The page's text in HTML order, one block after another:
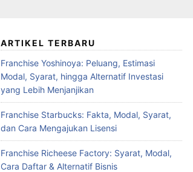
ARTIKEL TERBARU
Franchise Yoshinoya: Peluang, Estimasi
Modal, Syarat, hingga Alternatif Investasi
yang Lebih Menjanjikan
Franchise Starbucks: Fakta, Modal, Syarat,
dan Cara Mengajukan Lisensi
Franchise Richeese Factory: Syarat, Modal,
Cara Daftar & Alternatif Bisnis